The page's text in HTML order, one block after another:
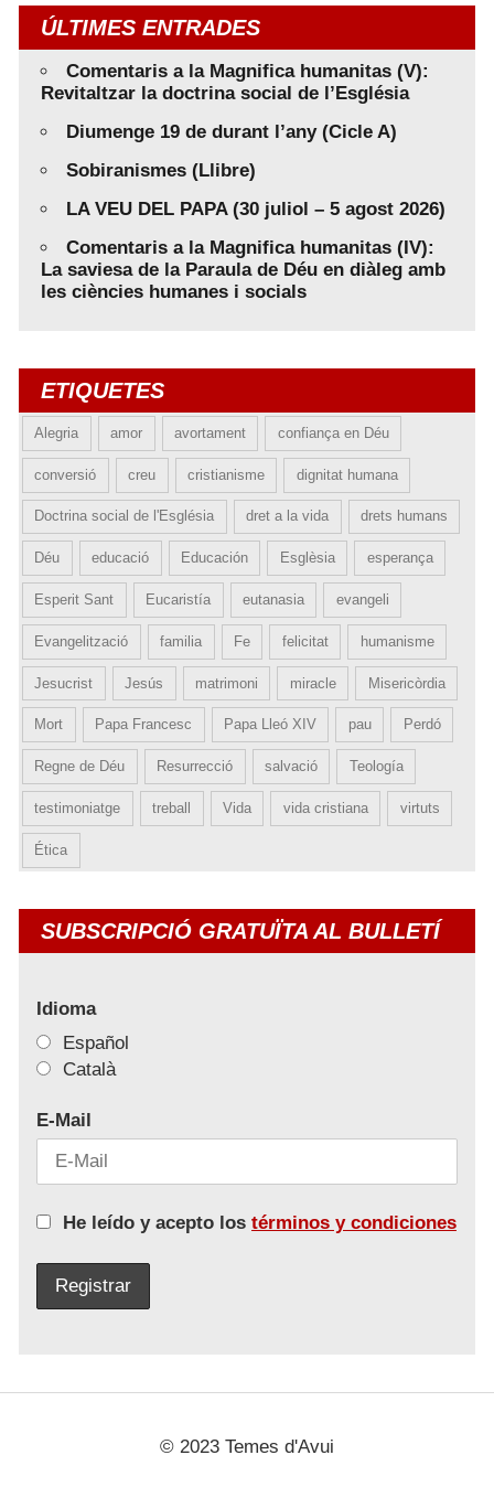
ÚLTIMES ENTRADES
Comentaris a la Magnifica humanitas (V):
Revitaltzar la doctrina social de l’Església
Diumenge 19 de durant l’any (Cicle A)
Sobiranismes (Llibre)
LA VEU DEL PAPA (30 juliol – 5 agost 2026)
Comentaris a la Magnifica humanitas (IV):
La saviesa de la Paraula de Déu en diàleg amb
les ciències humanes i socials
ETIQUETES
Alegria amor avortament confiança en Déu
conversió creu cristianisme dignitat humana
Doctrina social de l'Església dret a la vida drets humans
Déu educació Educación Esglèsia esperança
Esperit Sant Eucaristía eutanasia evangeli
Evangelització familia Fe felicitat humanisme
Jesucrist Jesús matrimoni miracle Misericòrdia
Mort Papa Francesc Papa Lleó XIV pau Perdó
Regne de Déu Resurrecció salvació Teología
testimoniatge treball Vida vida cristiana virtuts
Ética
SUBSCRIPCIÓ GRATUÏTA AL BULLETÍ
Idioma
Español
Català
E-Mail
He leído y acepto los términos y condiciones
© 2023 Temes d'Avui